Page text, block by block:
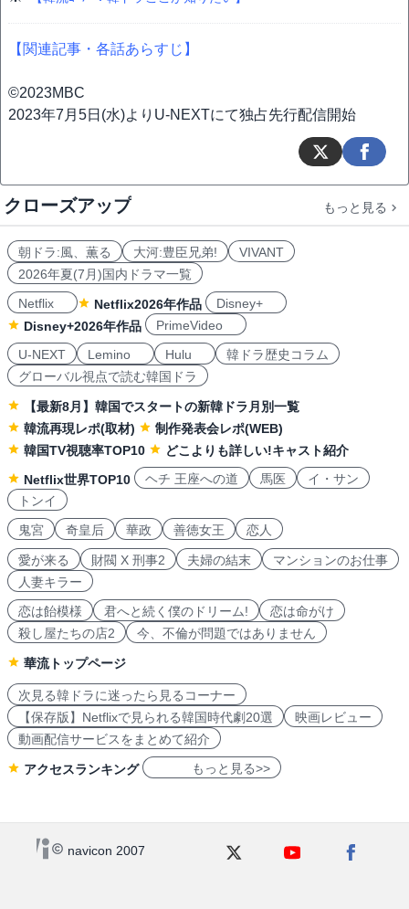
【関連記事・各話あらすじ】
©2023MBC
2023年7月5日(水)よりU-NEXTにて独占先行配信開始
クローズアップ もっと見る
朝ドラ:風、薫る 大河:豊臣兄弟!
VIVANT
2026年夏(7月)国内ドラマ一覧
Netflix
Netflix2026年作品
Disney+
Disney+2026年作品
PrimeVideo
U-NEXT
Lemino Hulu
韓ドラ歴史コラム
グローバル視点で読む韓国ドラ
【最新8月】韓国でスタートの新韓ドラ月別一覧
韓流再現レポ(取材)
制作発表会レポ(WEB)
韓国TV視聴率TOP10
どこよりも詳しい!キャスト紹介
Netflix世界TOP10
ヘチ 王座への道 馬医
イ・サン
トンイ
鬼宮
奇皇后 華政 善徳女王 恋人
愛が来る 財閥 X 刑事2 夫婦の結末
マンションのお仕事
人妻キラー
恋は飴模様
君へと続く僕のドリーム!
恋は命がけ
殺し屋たちの店2
今、不倫が問題ではありません
華流トップページ
次見る韓ドラに迷ったら見るコーナー
【保存版】Netflixで見られる韓国時代劇20選
映画レビュー
動画配信サービスをまとめて紹介
アクセスランキング もっと見る>>
navicon 2007